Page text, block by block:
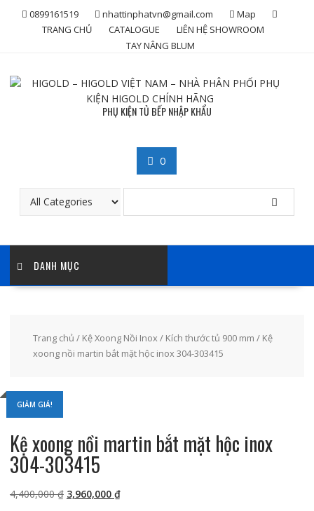
0899161519 nhattinphatvn@gmail.com
Map
TRANG CHỦ
CATALOGUE
LIÊN HỆ SHOWROOM
TAY NÂNG BLUM
PHỤ KIỆN TỦ BẾP NHẬP KHẨU
0
DANH MỤC
Trang chủ / Kệ Xoong Nồi Inox / Kích thước tủ 900 mm / Kệ
xoong nồi martin bắt mặt hộc inox 304-303415
GIẢM GIÁ!
Kệ xoong nồi martin bắt mặt hộc inox
304-303415
4,400,000₫ Giá
3,960,000 ₫Giá